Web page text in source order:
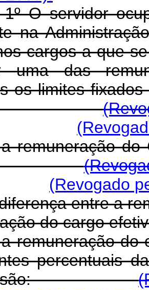
O servidor
na
cargos a que
uma das
os limites
do
(Revogado
entre a
do cargo
do
percentuais